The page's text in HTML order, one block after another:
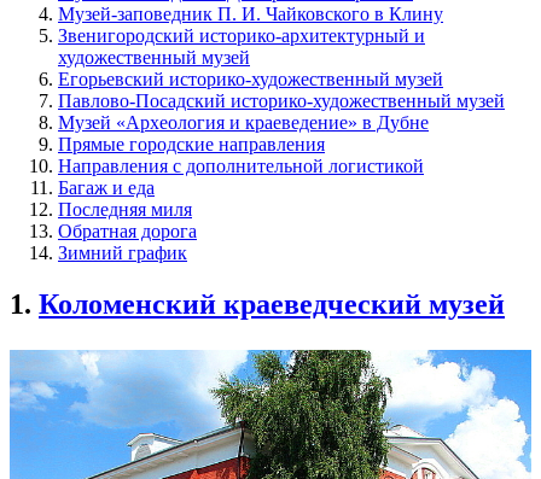
Музей-заповедник П. И. Чайковского в Клину
Звенигородский историко-архитектурный и
художественный музей
Егорьевский историко-художественный музей
Павлово-Посадский историко-художественный музей
Музей «Археология и краеведение» в Дубне
Прямые городские направления
Направления с дополнительной логистикой
Багаж и еда
Последняя миля
Обратная дорога
Зимний график
1. Коломенский краеведческий музей